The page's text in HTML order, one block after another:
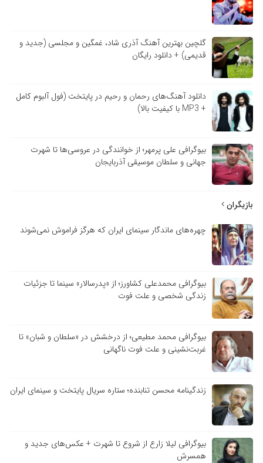
گلچین بهترین آهنگ آذری شاد، غمگین و مجلسی (جدید و
قدیمی) + دانلود رایگان
دانلود آهنگ‌های رحمان و رحیم در پایتخت (فول آلبوم کامل
+ MP3 با کیفیت بالا)
بیوگرافی علی پرمهر؛ از خوانندگی در عروسی‌ها تا شهرت
جهانی و سلطان موسیقی آذربایجان
بازیگران
چهره‌های ماندگار سینمای ایران که هرگز فراموش نمی‌شوند
بیوگرافی محمدعلی کشاورز؛ از «پدرسالار» سینما تا جزئیات
زندگی شخصی و علت فوت
بیوگرافی محمد مطیعی؛ از درخشش در «سلطان و شبان» تا
غربت‌نشینی و علت فوت ناگهانی
زندگینامه محسن تنابنده؛ ستاره سریال پایتخت و سینمای ایران
بیوگرافی لیلا زارع از شروع تا شهرت + عکس‌های جدید و
همسرش